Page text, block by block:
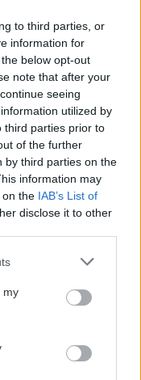
to third parties, or
information for
below opt-out
note that after your
seeing
utilized by
third parties prior to
of the further
by third parties on the
information may
on the IAB’s List of
disclose it to other
or more Google
You may click to
third-party tags to
in below Google
my